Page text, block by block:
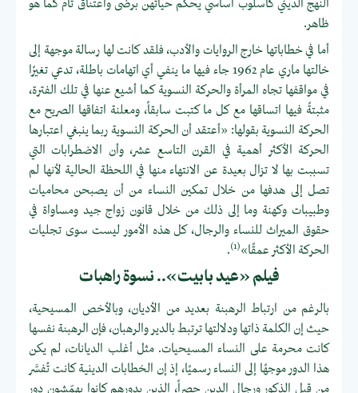
النهج الديني كأسلوب أساسي يحكم حياتهن برضى واعتناق تام كما هو
ظاهر.
أما في خطاباتها خارج الروايات والأدب، فلقد كانت لها رسالة موجهة إلى
خالتها ماري عام 1962 جاء فيها ما ينفي أي اتهامات باطلة، تدعي تغيرًا
في مواقفها تجاه المرأة والحركة النسوية كما أشيع عنها في تلك الفترة،
مثبتةً فيها اتساقها مع كل ما كتبت سابقاً، ومعلنة اتفاقها الصريح مع
الحركة النسوية بقولها: «أعتقد أن الحركة النسوية ربما ينبغي اعتبارها
الحركة الأكثر أهمية في القرن التاسع عشر، وأن الاضطرابات التي
تسببت بها لا تزال بعيدة عن الانتهاء منها في اللحظة الحالية لأنها لم
تصل إلى هدفها من خلال تمكين النساء من أن يصبحن محاميات
وطبيبات وكهنة وما إلى ذلك من خلال قانون زواج جيد ومساواة في
حقوق الميراث للنساء والرجال، كل هذه الأمور ليست سوى تجليات
الحركة الأكثر عمقًا»(1)
.
فيلم «عيد بابيت».. نسوة راهبات
بالرغم من ارتباط الرهبنة بعديد من الأديان، وبالأخص المسيحية،
حيث إن الكلمة ذاتها ودلالتها ترتبط بالدير والرهبان، فإن الرهبنة نفسها
كانت محرمة على النساء المسيحيات. مثل أغلب الديانات، لم يكن
هذا الدور موجهًا إلى النساء رسميًا، إذ إن الخطابات الدينية كانت تُفسَّر
من قِبل الذكور ورجال الدين حصراً، الذين بدورهم كانوا يهمّشون دور